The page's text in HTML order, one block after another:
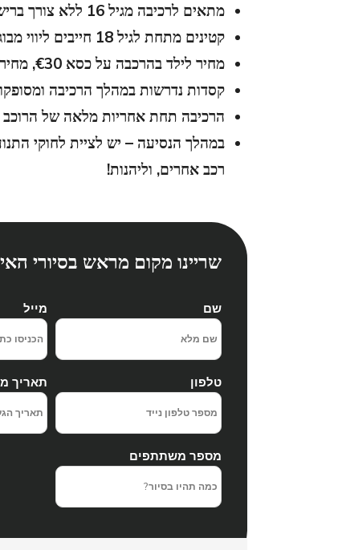
מתאים לרכיבה מגיל 16 ללא צורך ברישיון, מצריך יכולת פיזית לשליטה בכלי
קטינים מתחת לגיל 18 חייבים ליווי מבוגר
מחיר לילד בהרכבה על כסא €30, מחיר למבוגר בהרכבה €40
קסדות נדרשות במהלך הרכיבה
הרכיבה תחת אחריות מלאה של
במהלך הנסיעה – יש לציית לחוקי
רכב אחרים, וליהנות!
שריינו מקום מראש בסיורי
שם מייל
טלפון תאריך
מספר משתתפים